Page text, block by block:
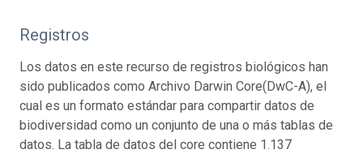
Registros
Los datos en este recurso de registros biológicos han
sido publicados como Archivo Darwin Core(DwC-A), el
cual es un formato estándar para compartir datos de
biodiversidad como un conjunto de una o más tablas de
datos. La tabla de datos del core contiene 1.137